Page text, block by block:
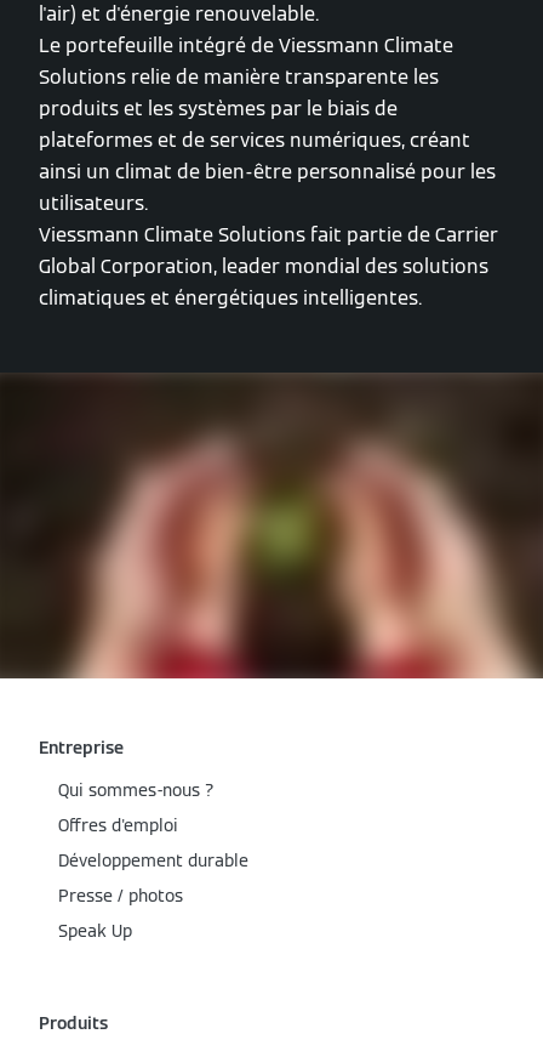
l'air) et d'énergie renouvelable.
Le portefeuille intégré de Viessmann Climate
Solutions relie de manière transparente les
produits et les systèmes par le biais de
plateformes et de services numériques, créant
ainsi un climat de bien-être personnalisé pour les
utilisateurs.
Viessmann Climate Solutions fait partie de Carrier
Global Corporation, leader mondial des solutions
climatiques et énergétiques intelligentes.
Entreprise
Qui sommes-nous ?
Offres d'emploi
Développement durable
Presse / photos
Speak Up
Produits